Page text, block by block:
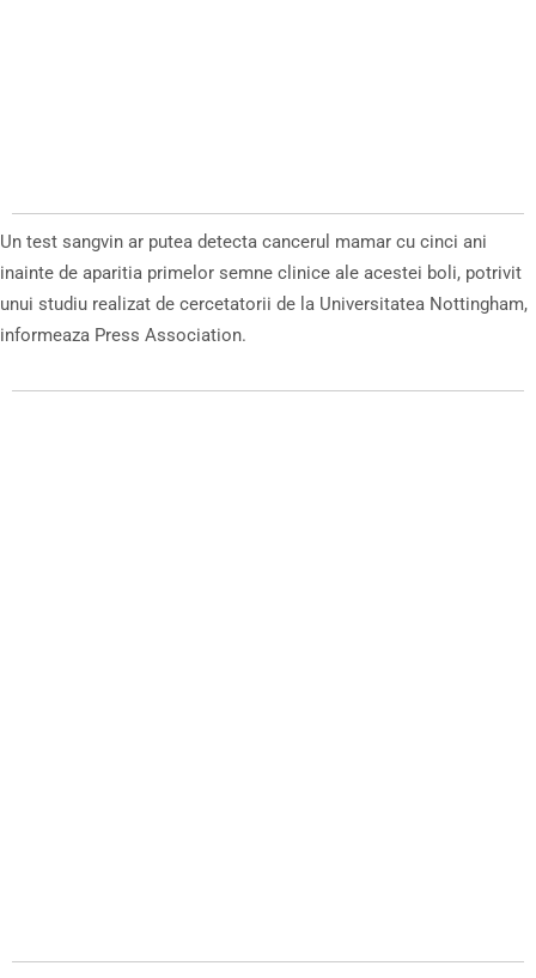
Un test sangvin ar putea detecta cancerul mamar cu cinci ani
inainte de aparitia primelor semne clinice ale acestei boli, potrivit
unui studiu realizat de cercetatorii de la Universitatea Nottingham,
informeaza Press Association.